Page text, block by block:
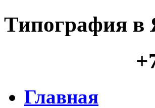
Типография в
Главная